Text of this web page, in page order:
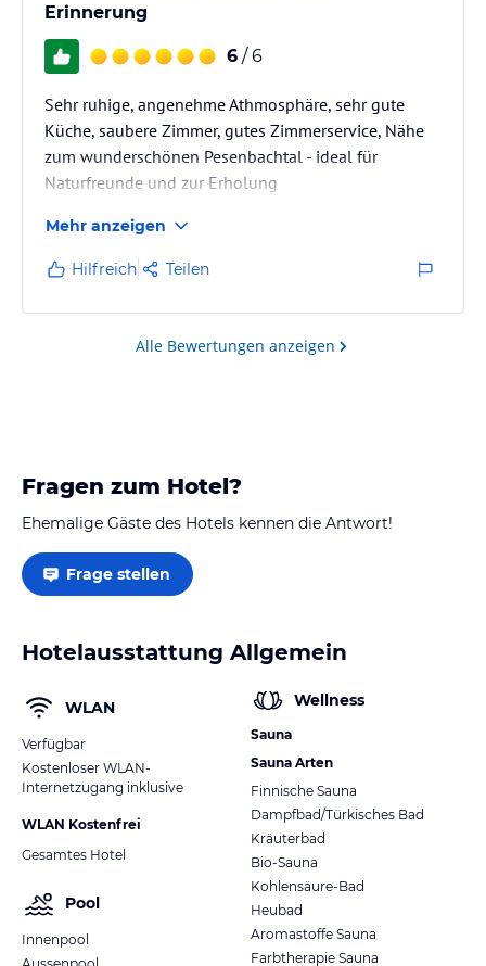
Erinnerung
6 / 6
Sehr ruhige, angenehme Athmosphäre, sehr gute
Küche, saubere Zimmer, gutes Zimmerservice, Nähe
zum wunderschönen Pesenbachtal - ideal für
Naturfreunde und zur Erholung
Mehr anzeigen
Hilfreich Teilen
Alle Bewertungen anzeigen
Fragen zum Hotel?
Ehemalige Gäste des Hotels kennen die Antwort!
Frage stellen
Hotelausstattung Allgemein
WLAN
Verfügbar
Kostenloser WLAN-
Internetzugang inklusive
WLAN Kostenfrei
Gesamtes Hotel
Pool
Innenpool
Wellness
Sauna
Sauna Arten
Finnische Sauna
Dampfbad/Türkisches Bad
Kräuterbad
Bio-Sauna
Kohlensäure-Bad
Heubad
Aromastoffe Sauna
Farbtherapie Sauna